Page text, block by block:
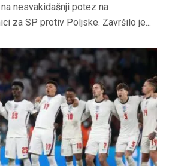
nesvakidašnji potez na
za SP protiv Poljske. Završilo je...